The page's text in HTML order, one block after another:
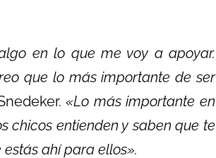
en lo que me voy a apoyar.
que lo más importante de ser
«Lo más importante en
chicos entienden y saben que te
ahí para ellos».